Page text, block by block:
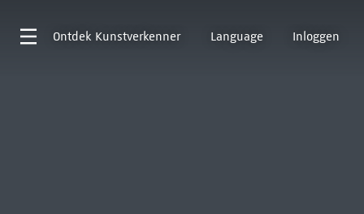
Ontdek Kunstverkenner Language Inloggen